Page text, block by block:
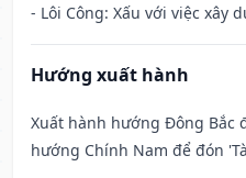
- Lôi Công: Xấu với việc xây
Hướng xuất hành
Xuất hành hướng Đông Bắc
hướng Chính Nam để đón